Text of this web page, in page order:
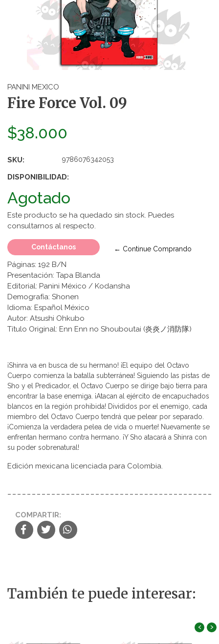
PANINI MEXICO
Fire Force Vol. 09
$38.000
SKU: 9786076342053
DISPONIBILIDAD:
Agotado
Este producto se ha quedado sin stock. Puedes
consultarnos al respecto.
Contáctanos ← Continue Comprando
Páginas: 192 B/N
Presentación: Tapa Blanda
Editorial: Panini México / Kodansha
Demografía: Shonen
Idioma: Español México
Autor: Atsushi Ohkubo
Título Original: Enn Enn no Shouboutai (炎炎ノ消防隊)
¡Shinra va en busca de su hermano! ¡El equipo del Octavo
Cuerpo comienza la batalla subterránea! Siguiendo las pistas de
Sho y el Predicador, el Octavo Cuerpo se dirige bajo tierra para
encontrar la base enemiga. ¡Atacan al ejército de encapuchados
blancos en la región prohibida! Divididos por el enemigo, cada
miembro del Octavo Cuerpo tendrá que pelear por separado.
¡Comienza la verdadera pelea de vida o muerte! Nuevamente se
enfrentan hermano contra hermano. ¡Y Sho atacará a Shinra con
su poder sobrenatural!
Edición mexicana licenciada para Colombia.
COMPARTIR:
También te puede interesar:
‹ ›